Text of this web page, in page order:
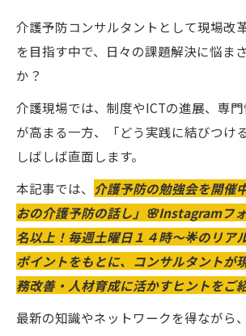
介護予防コンサルタントとして現場改
を目指す中で、日々の課題解決に悩ま
か？
介護現場では、制度やICTの進展、専
が高まる一方、「どう実践に結びつけ
しばしば直面します。
本記事では、 介護予防の勉強会を開催
おの介護予防の話し」🌸Instagramフ
名以上！毎週土曜日１４時～🌟のリア
ポイントをもとに、コンサルタントが
務改善・人材育成に活かすヒントをご紹
最新の知識やネットワークを得ながら